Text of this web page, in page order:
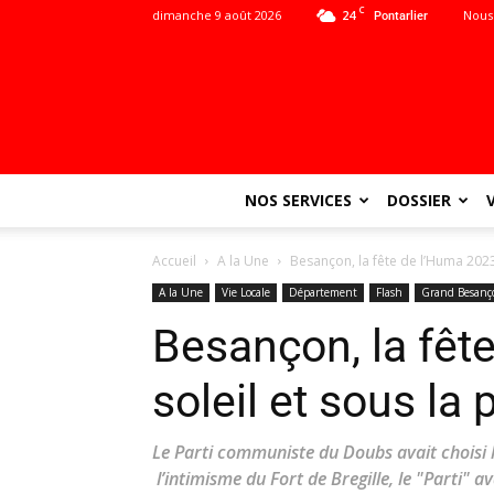
24 C Pontarlier
dimanche 9 août 2026
NOS SERVICES DOSSIER
Accueil A la Une Besançon, la fête de l’Huma
A la Une Vie Locale Département Flash Grand
Besançon, la
soleil et sous la
Le Parti communiste du Doubs avait
l’intimisme du Fort de Bregille, le "Parti"